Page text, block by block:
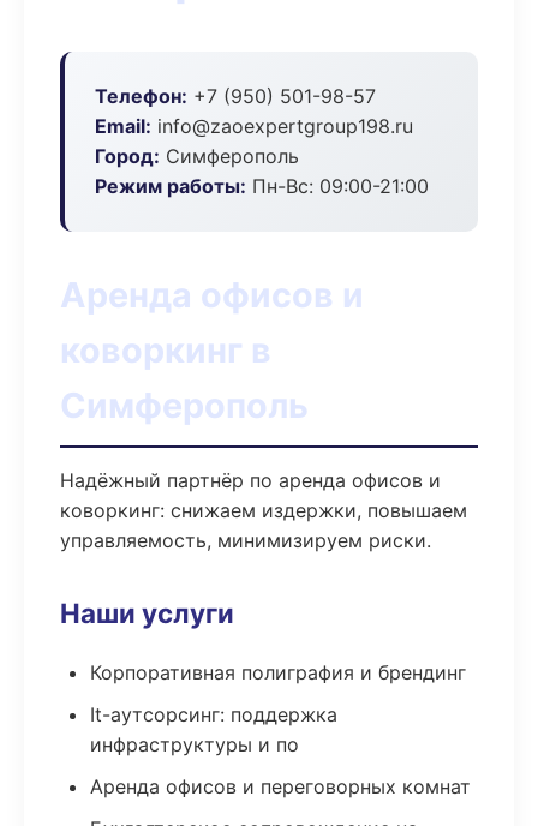
Телефон: +7 (950) 501-98-57
Email: info@zaoexpertgroup198.ru
Город: Симферополь
Режим работы: Пн-Вс: 09:00-21:00
Аренда офисов и
коворкинг в
Симферополь
Надёжный партнёр по аренда офисов и
коворкинг: снижаем издержки, повышаем
управляемость, минимизируем риски.
Наши услуги
Корпоративная полиграфия и брендинг
It-аутсорсинг: поддержка
инфраструктуры и по
Аренда офисов и переговорных комнат